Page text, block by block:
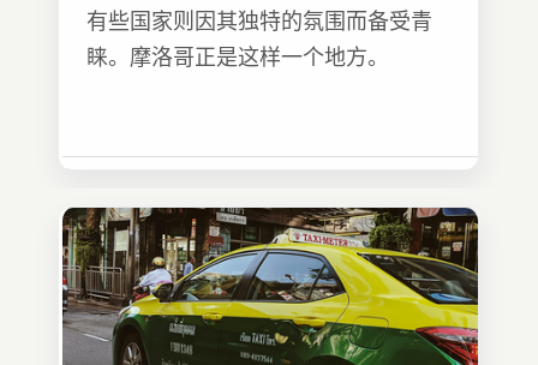
有些国家则因其独特的氛围而备受青
睐。摩洛哥正是这样一个地方。